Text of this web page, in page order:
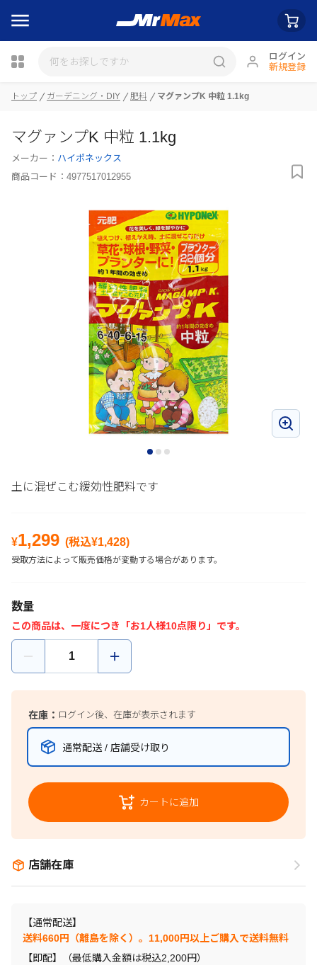
ログイン
新規登録
トップ ガーデニング・DIY 肥料 マグァンプK 中粒 1.1kg
マグァンプK 中粒 1.1kg
メーカー： ハイポネックス
商品コード： 4977517012955
土に混ぜこむ緩効性肥料です
¥1,299 (税込¥1,428)
受取方法によって販売価格が変動する場合があります。
数量
この商品は、一度につき「お1人様10点限り」です。
在庫： ログイン後、在庫が表示されます
通常配送 / 店舗受け取り
カートに追加
店舗在庫
【通常配送】
送料660円（離島を除く）。11,000円以上ご購入で送料無料
【即配】（最低購入金額は税込2,200円）